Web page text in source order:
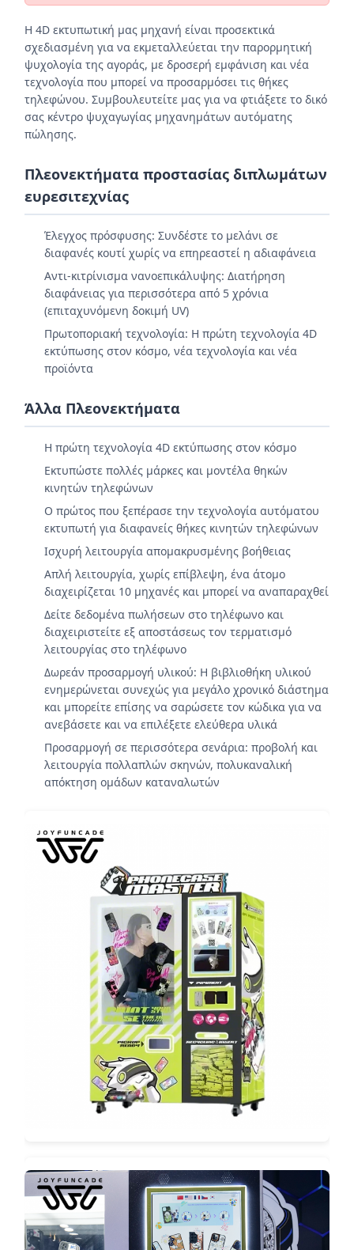
Η 4D εκτυπωτική μας μηχανή είναι προσεκτικά
σχεδιασμένη για να εκμεταλλεύεται την παρορμητική
ψυχολογία της αγοράς, με δροσερή εμφάνιση και νέα
τεχνολογία που μπορεί να προσαρμόσει τις θήκες
τηλεφώνου. Συμβουλευτείτε μας για να φτιάξετε το δικό
σας κέντρο ψυχαγωγίας μηχανημάτων αυτόματης
πώλησης.
Πλεονεκτήματα προστασίας διπλωμάτων
ευρεσιτεχνίας
Έλεγχος πρόσφυσης: Συνδέστε το μελάνι σε
διαφανές κουτί χωρίς να επηρεαστεί η αδιαφάνεια
Αντι-κιτρίνισμα νανοεπικάλυψης: Διατήρηση
διαφάνειας για περισσότερα από 5 χρόνια
(επιταχυνόμενη δοκιμή UV)
Πρωτοποριακή τεχνολογία: Η πρώτη τεχνολογία 4D
εκτύπωσης στον κόσμο, νέα τεχνολογία και νέα
προϊόντα
Άλλα Πλεονεκτήματα
Η πρώτη τεχνολογία 4D εκτύπωσης στον κόσμο
Εκτυπώστε πολλές μάρκες και μοντέλα θηκών
κινητών τηλεφώνων
Ο πρώτος που ξεπέρασε την τεχνολογία αυτόματου
εκτυπωτή για διαφανείς θήκες κινητών τηλεφώνων
Ισχυρή λειτουργία απομακρυσμένης βοήθειας
Απλή λειτουργία, χωρίς επίβλεψη, ένα άτομο
διαχειρίζεται 10 μηχανές και μπορεί να αναπαραχθεί
Δείτε δεδομένα πωλήσεων στο τηλέφωνο και
διαχειριστείτε εξ αποστάσεως τον τερματισμό
λειτουργίας στο τηλέφωνο
Δωρεάν προσαρμογή υλικού: Η βιβλιοθήκη υλικού
ενημερώνεται συνεχώς για μεγάλο χρονικό διάστημα
και μπορείτε επίσης να σαρώσετε τον κώδικα για να
ανεβάσετε και να επιλέξετε ελεύθερα υλικά
Προσαρμογή σε περισσότερα σενάρια: προβολή και
λειτουργία πολλαπλών σκηνών, πολυκαναλική
απόκτηση ομάδων καταναλωτών